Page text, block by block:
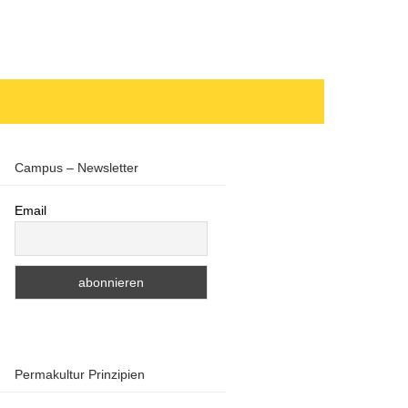
Campus – Newsletter
Email
Permakultur Prinzipien